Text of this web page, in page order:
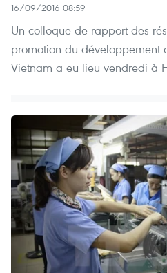
16/09/2016 08:59
Un colloque de rapport des
promotion du développement
Vietnam a eu lieu vendredi à